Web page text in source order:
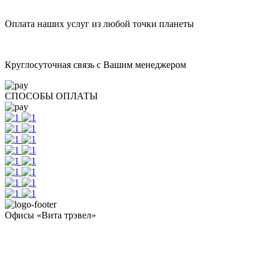
Оплата наших услуг из любой точки планеты
Круглосуточная связь с Вашим менеджером
СПОСОБЫ ОПЛАТЫ
Офисы «Вита трэвел»